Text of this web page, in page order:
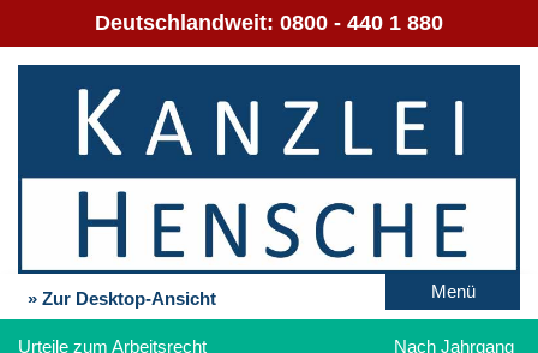
Deutschlandweit: 0800 - 440 1 880
» Zur Desktop-Ansicht Menü
Urteile zum Arbeitsrecht Nach Jahrgang